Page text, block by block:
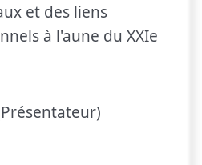
et des liens
à l'aune du XXIe